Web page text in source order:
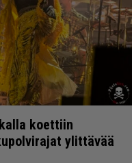
koettiin
ylittävää